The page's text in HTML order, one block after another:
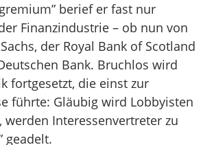
berief er fast nur
Finanzindustrie – ob nun von
der Royal Bank of Scotland
Bank. Bruchlos wird
fortgesetzt, die einst zur
führte: Gläubig wird Lobbyisten
werden Interessenvertreter zu
geadelt.